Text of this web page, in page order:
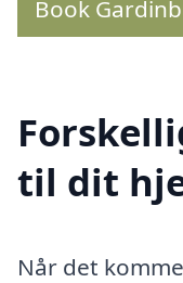
Book
til dit
Når det